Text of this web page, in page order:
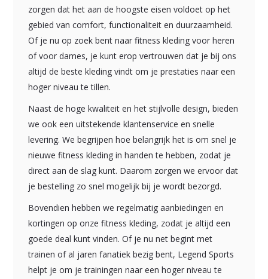
zorgen dat het aan de hoogste eisen voldoet op het
gebied van comfort, functionaliteit en duurzaamheid.
Of je nu op zoek bent naar fitness kleding voor heren
of voor dames, je kunt erop vertrouwen dat je bij ons
altijd de beste kleding vindt om je prestaties naar een
hoger niveau te tillen.
Naast de hoge kwaliteit en het stijlvolle design, bieden
we ook een uitstekende klantenservice en snelle
levering. We begrijpen hoe belangrijk het is om snel je
nieuwe fitness kleding in handen te hebben, zodat je
direct aan de slag kunt. Daarom zorgen we ervoor dat
je bestelling zo snel mogelijk bij je wordt bezorgd.
Bovendien hebben we regelmatig aanbiedingen en
kortingen op onze fitness kleding, zodat je altijd een
goede deal kunt vinden. Of je nu net begint met
trainen of al jaren fanatiek bezig bent, Legend Sports
helpt je om je trainingen naar een hoger niveau te